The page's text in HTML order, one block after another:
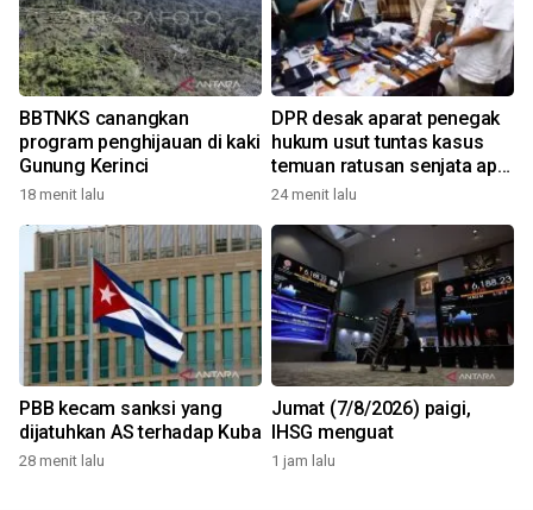
BBTNKS canangkan
program penghijauan di kaki
Gunung Kerinci
18 menit lalu
DPR desak aparat penegak
hukum usut tuntas kasus
temuan ratusan senjata api
di sekolah
24 menit lalu
PBB kecam sanksi yang
dijatuhkan AS terhadap Kuba
28 menit lalu
Jumat (7/8/2026) paigi,
IHSG menguat
1 jam lalu